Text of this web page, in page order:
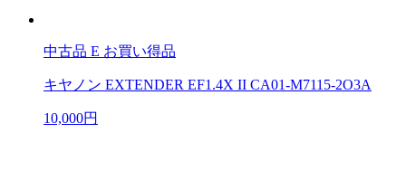
中古品 E お買い得品
キヤノン EXTENDER EF1.4X II CA01-M7115-2O3A
10,000円